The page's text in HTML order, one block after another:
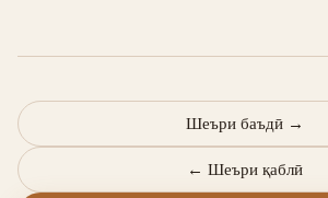
← Шеъри қаблӣ
Шеъри баъдӣ →